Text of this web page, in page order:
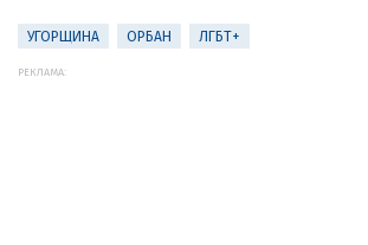
УГОРЩИНА ОРБАН ЛГБТ+
РЕКЛАМА: